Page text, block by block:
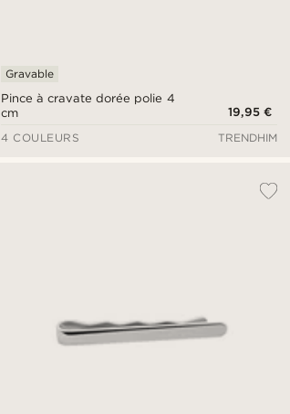
Pince à cravate dorée polie 4
cm
Gravable
19,95 €
4 COULEURS
TRENDHIM